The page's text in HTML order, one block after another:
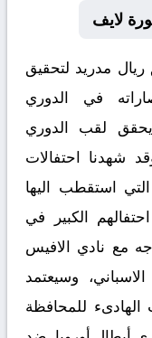
لايف
مدريد لتحقيق
في الدوري
لقب الدوري
تاريخه وقد شهدنا احتفالات
استقطب اليها
الكبير في
مع نادي الافيس
وسيعتمد
للمحافظة